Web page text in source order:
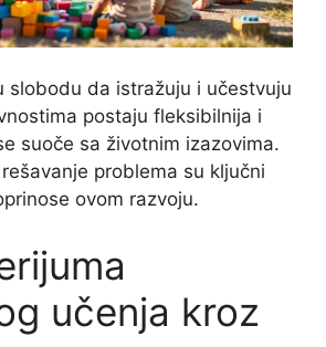
slobodu da istražuju i učestvuju
postaju fleksibilnija i
suoče sa životnim izazovima.
problema su ključni
ovom razvoju.
učenja kroz